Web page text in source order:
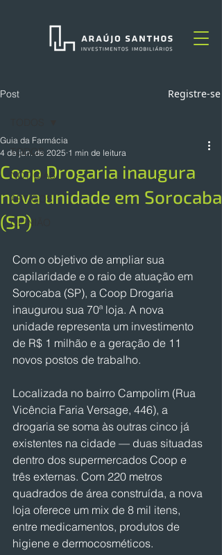
Post Registre-se
TODOS
NOTÍCIAS
ARTIGOS
OPINIÃO
Coop Drogaria inaugura
nova unidade em Sorocaba
(SP)
Guia da Farmácia
4 de jun. de 2025 1 min de leitura
Com o objetivo de ampliar sua
capilaridade e o raio de atuação em
Sorocaba (SP), a Coop Drogaria
inaugurou sua 70ª loja. A nova
unidade representa um investimento
de R$ 1 milhão e a geração de 11
novos postos de trabalho.
Localizada no bairro Campolim (Rua
Vicência Faria Versage, 446), a
drogaria se soma às outras cinco já
existentes na cidade — duas situadas
dentro dos supermercados Coop e
três externas. Com 220 metros
quadrados de área construída, a nova
loja oferece um mix de 8 mil itens,
entre medicamentos, produtos de
higiene e dermocosméticos.